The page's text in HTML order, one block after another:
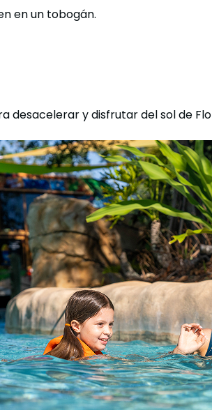
en un tobogán.
desacelerar y disfrutar del sol de